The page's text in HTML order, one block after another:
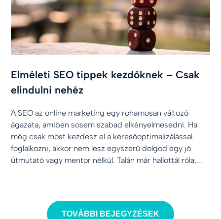
Elméleti SEO tippek kezdőknek – Csak
elindulni nehéz
A SEO az online marketing egy rohamosan változó
ágazata, amiben sosem szabad elkényelmesedni. Ha
még csak most kezdesz el a keresőoptimalizálással
foglalkozni, akkor nem lesz egyszerű dolgod egy jó
útmutató vagy mentor nélkül. Talán már hallottál róla,...
TOVÁBBI BEJEGYZÉSEK